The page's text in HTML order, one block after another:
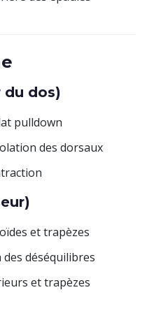
du dos)
pulldown
des dorsaux
et trapèzes
déséquilibres
et trapèzes